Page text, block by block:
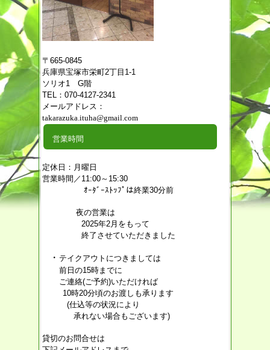
〒665-0845
兵庫県宝塚市栄町2丁目1-1
ソリオ1 G階
TEL：070-4127-2341
メールアドレス：
takarazuka.ituha@gmail.com
営業時間
定休日：月曜日
営業時間／11:00～15:30
ｵｰﾀﾞｰｽﾄｯﾌﾟは終業30分前
夜の営業は
2025年2月をもって
終了させていただきました
・ テイクアウトにつきましては
前日の15時までに
ご連絡(ご予約)いただければ
10時20分頃のお渡しも承ります
(仕込等の状況により
承れない場合もございます)
貸切のお問合せは